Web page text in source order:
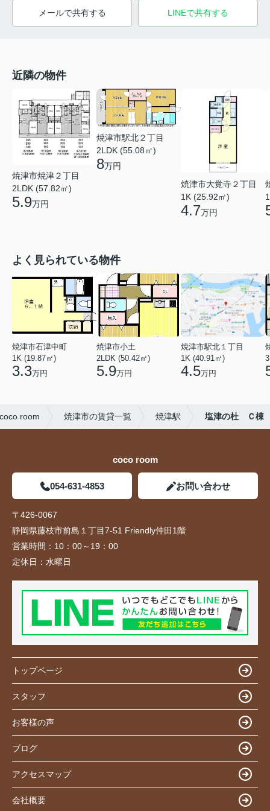
メールで共有する LINEで共有する
近隣の物件
焼津市焼津２丁目
2LDK (57.82㎡)
5.9万円
焼津市駅北２丁目
2LDK (55.08㎡)
8万円
焼津市大覚寺２丁目
1K (25.92㎡)
4.7万円
よく見られている物件
焼津市石津中町
1K (19.87㎡)
3.3万円
焼津市小土
2LDK (50.42㎡)
5.9万円
焼津市駅北１丁目
1K (40.91㎡)
4.5万円
room 焼津市の賃貸一覧 焼津駅 塩津の杜 Ｃ棟
coco room
054-631-4853 お問い合わせ
〒426-0067
静岡県藤枝市前島１丁目7-51 Friendly仲田1階
営業時間： 10：00～19：00
定休日： 水曜日
トップページ
スタッフ
お客様の声
ブログ
アクセスマップ
会社概要